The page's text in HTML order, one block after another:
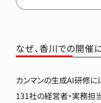
なぜ、香川での開催
カンマンの生成AI研修
131社の経営者・実務担